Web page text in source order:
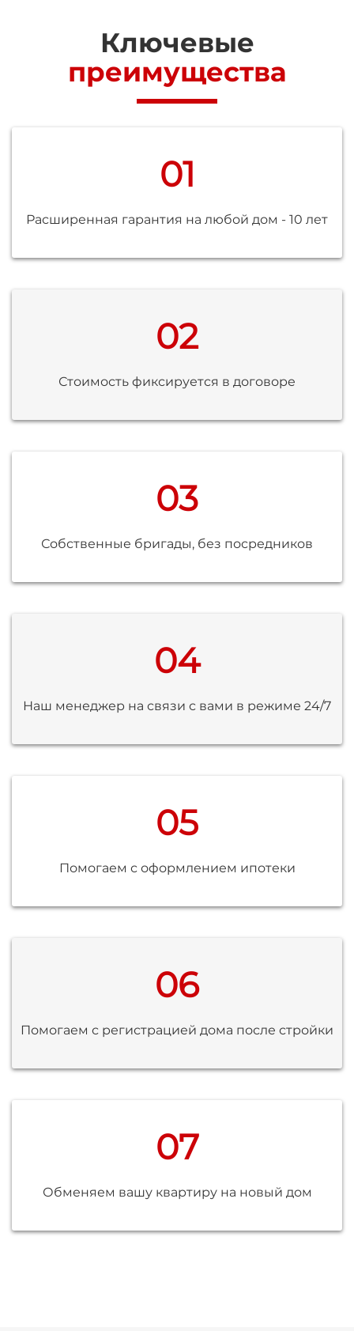
Ключевые
преимущества
01
Расширенная гарантия на любой дом - 10 лет
02
Стоимость фиксируется в договоре
03
Собственные бригады, без посредников
04
Наш менеджер на связи с вами в режиме 24/7
05
Помогаем с оформлением ипотеки
06
Помогаем с регистрацией дома после стройки
07
Обменяем вашу квартиру на новый дом